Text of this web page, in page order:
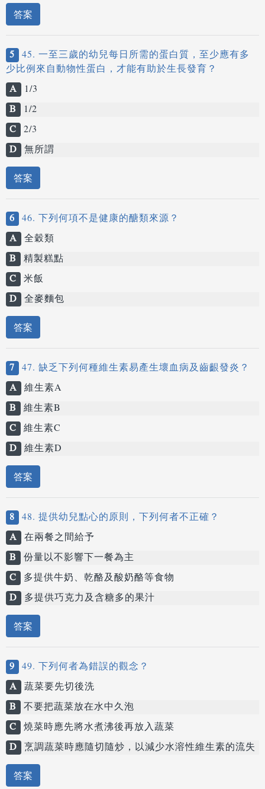
答案
5 45. 一至三歲的幼兒每日所需的蛋白質，至少應有多
少比例來自動物性蛋白，才能有助於生長發育？
A
1/3
B
1/2
C 2/3
D 無所謂
答案
6 46. 下列何項不是健康的醣類來源？
A 全穀類
B 精製糕點
C 米飯
D 全麥麵包
答案
7 47. 缺乏下列何種維生素易產生壞血病及齒齦發炎？
A 維生素A
B 維生素B
C 維生素C
D 維生素D
答案
8 48. 提供幼兒點心的原則，下列何者不正確？
A 在兩餐之間給予
B 份量以不影響下一餐為主
C 多提供牛奶、乾酪及酸奶酪等食物
D 多提供巧克力及含糖多的果汁
答案
9 49. 下列何者為錯誤的觀念？
A 蔬菜要先切後洗
B 不要把蔬菜放在水中久泡
C 燒菜時應先將水煮沸後再放入蔬菜
D 烹調蔬菜時應隨切隨炒，以減少水溶性維生素的流失
答案